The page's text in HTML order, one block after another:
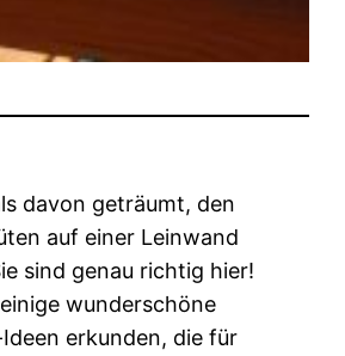
davon geträumt, den
auf einer Leinwand
sind genau richtig hier!
wunderschöne
erkunden, die für